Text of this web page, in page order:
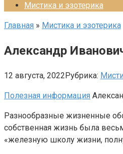
Мистика и эзотерика
Главная » Мистика и эзотерика
Александр
12 августа, 2022Рубрика:
Полезная информация
Разнообразные жизненные
собственная жизнь была
«железную школу жизни,